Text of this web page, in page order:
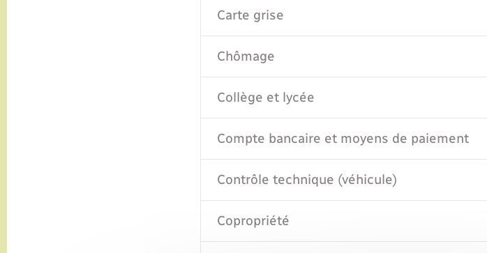
Carte grise
Chômage
Collège et lycée
Compte bancaire et moyens de paiement
Contrôle technique (véhicule)
Copropriété